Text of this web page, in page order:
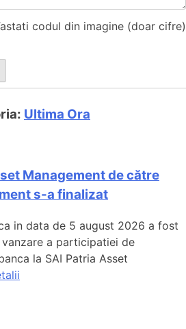
codul din imagine (doar cifre)
Ultima Ora
Management de către
s-a finalizat
in data de 5 august 2026 a fost
a participatiei de
la SAI Patria Asset